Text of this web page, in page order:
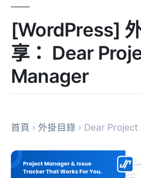
[WordPress]
享： Dear
Manager
首頁 › 外掛目錄 › Dear